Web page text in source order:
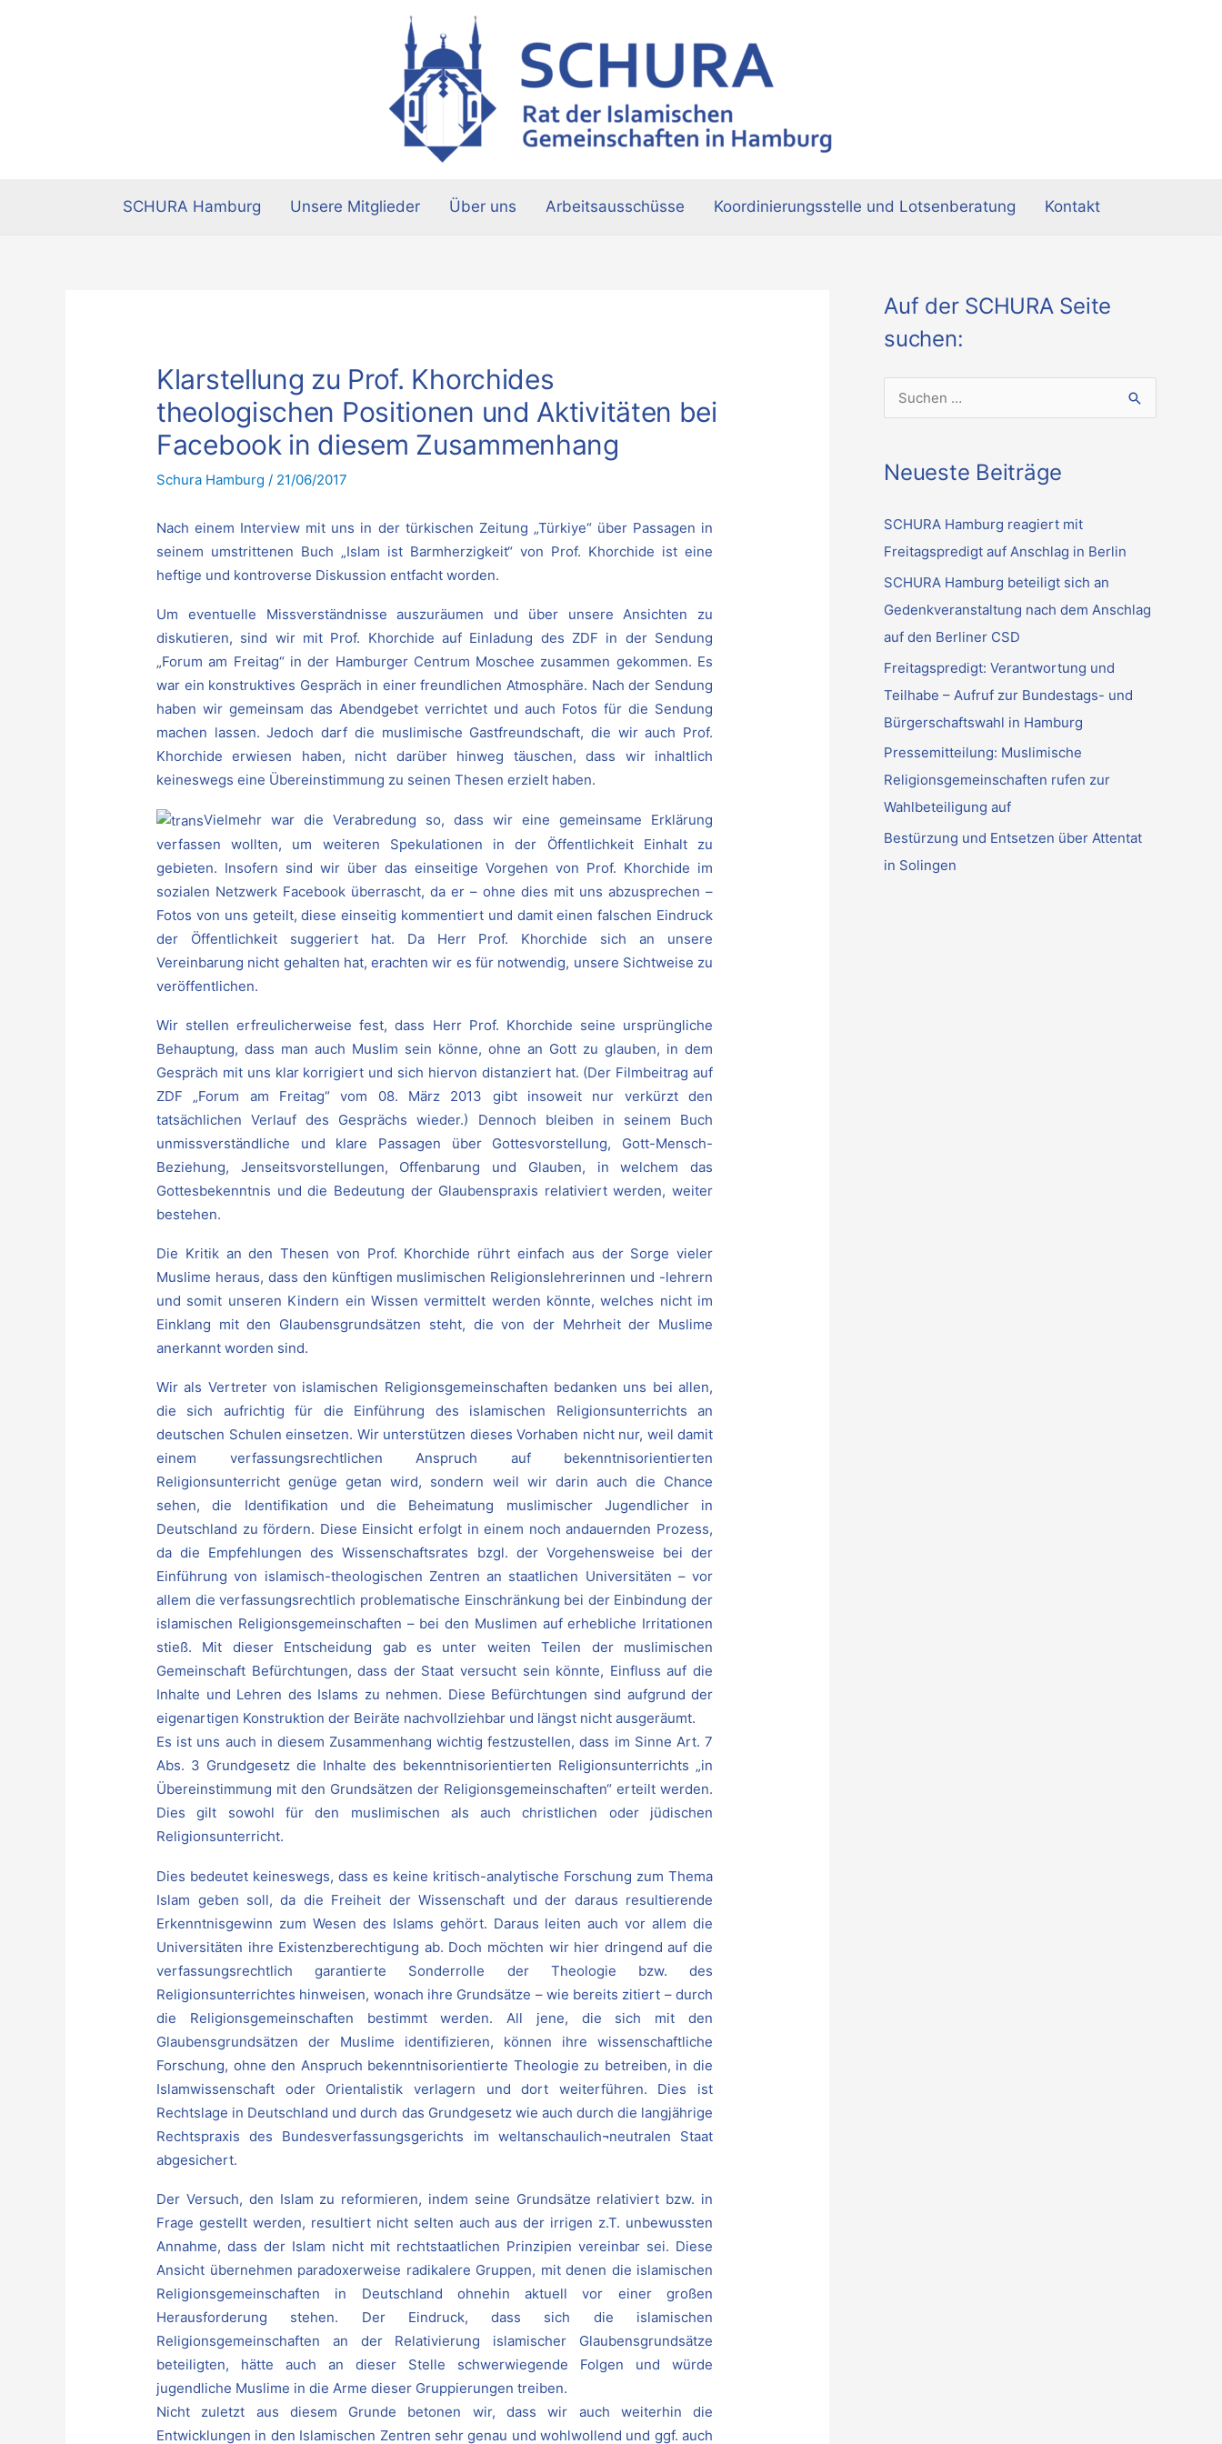
SCHURA Hamburg Unsere Mitglieder Über uns Arbeitsausschüsse Koordinierungsstelle und Lotsenberatung Kontakt
Klarstellung zu Prof. Khorchides
theologischen Positionen und Aktivitäten bei
Facebook in diesem Zusammenhang
Schura Hamburg / 21/06/2017
Nach einem Interview mit uns in der türkischen Zeitung „Türkiye“ über Passagen in
seinem umstrittenen Buch „Islam ist Barmherzigkeit“ von Prof. Khorchide ist eine
heftige und kontroverse Diskussion entfacht worden.
Um eventuelle Missverständnisse auszuräumen und über unsere Ansichten zu
diskutieren, sind wir mit Prof. Khorchide auf Einladung des ZDF in der Sendung
„Forum am Freitag“ in der Hamburger Centrum Moschee zusammen gekommen. Es
war ein konstruktives Gespräch in einer freundlichen Atmosphäre. Nach der Sendung
haben wir gemeinsam das Abendgebet verrichtet und auch Fotos für die Sendung
machen lassen. Jedoch darf die muslimische Gastfreundschaft, die wir auch Prof.
Khorchide erwiesen haben, nicht darüber hinweg täuschen, dass wir inhaltlich
keineswegs eine Übereinstimmung zu seinen Thesen erzielt haben.
Vielmehr war die Verabredung so, dass wir eine gemeinsame Erklärung
verfassen wollten, um weiteren Spekulationen in der Öffentlichkeit Einhalt zu
gebieten. Insofern sind wir über das einseitige Vorgehen von Prof. Khorchide im
sozialen Netzwerk Facebook überrascht, da er – ohne dies mit uns abzusprechen –
Fotos von uns geteilt, diese einseitig kommentiert und damit einen falschen Eindruck
der Öffentlichkeit suggeriert hat. Da Herr Prof. Khorchide sich an unsere
Vereinbarung nicht gehalten hat, erachten wir es für notwendig, unsere Sichtweise zu
veröffentlichen.
Wir stellen erfreulicherweise fest, dass Herr Prof. Khorchide seine ursprüngliche
Behauptung, dass man auch Muslim sein könne, ohne an Gott zu glauben, in dem
Gespräch mit uns klar korrigiert und sich hiervon distanziert hat. (Der Filmbeitrag auf
ZDF „Forum am Freitag“ vom 08. März 2013 gibt insoweit nur verkürzt den
tatsächlichen Verlauf des Gesprächs wieder.) Dennoch bleiben in seinem Buch
unmissverständliche und klare Passagen über Gottesvorstellung, Gott-Mensch-
Beziehung, Jenseitsvorstellungen, Offenbarung und Glauben, in welchem das
Gottesbekenntnis und die Bedeutung der Glaubenspraxis relativiert werden, weiter
bestehen.
Die Kritik an den Thesen von Prof. Khorchide rührt einfach aus der Sorge vieler
Muslime heraus, dass den künftigen muslimischen Religionslehrerinnen und -lehrern
und somit unseren Kindern ein Wissen vermittelt werden könnte, welches nicht im
Einklang mit den Glaubensgrundsätzen steht, die von der Mehrheit der Muslime
anerkannt worden sind.
Wir als Vertreter von islamischen Religionsgemeinschaften bedanken uns bei allen,
die sich aufrichtig für die Einführung des islamischen Religionsunterrichts an
deutschen Schulen einsetzen. Wir unterstützen dieses Vorhaben nicht nur, weil damit
einem verfassungsrechtlichen Anspruch auf bekenntnisorientierten
Religionsunterricht genüge getan wird, sondern weil wir darin auch die Chance
sehen, die Identifikation und die Beheimatung muslimischer Jugendlicher in
Deutschland zu fördern. Diese Einsicht erfolgt in einem noch andauernden Prozess,
da die Empfehlungen des Wissenschaftsrates bzgl. der Vorgehensweise bei der
Einführung von islamisch-theologischen Zentren an staatlichen Universitäten – vor
allem die verfassungsrechtlich problematische Einschränkung bei der Einbindung der
islamischen Religionsgemeinschaften – bei den Muslimen auf erhebliche Irritationen
stieß. Mit dieser Entscheidung gab es unter weiten Teilen der muslimischen
Gemeinschaft Befürchtungen, dass der Staat versucht sein könnte, Einfluss auf die
Inhalte und Lehren des Islams zu nehmen. Diese Befürchtungen sind aufgrund der
eigenartigen Konstruktion der Beiräte nachvollziehbar und längst nicht ausgeräumt.
Es ist uns auch in diesem Zusammenhang wichtig festzustellen, dass im Sinne Art. 7
Abs. 3 Grundgesetz die Inhalte des bekenntnisorientierten Religionsunterrichts „in
Übereinstimmung mit den Grundsätzen der Religionsgemeinschaften“ erteilt werden.
Dies gilt sowohl für den muslimischen als auch christlichen oder jüdischen
Religionsunterricht.
Dies bedeutet keineswegs, dass es keine kritisch-analytische Forschung zum Thema
Islam geben soll, da die Freiheit der Wissenschaft und der daraus resultierende
Erkenntnisgewinn zum Wesen des Islams gehört. Daraus leiten auch vor allem die
Universitäten ihre Existenzberechtigung ab. Doch möchten wir hier dringend auf die
verfassungsrechtlich garantierte Sonderrolle der Theologie bzw. des
Religionsunterrichtes hinweisen, wonach ihre Grundsätze – wie bereits zitiert – durch
die Religionsgemeinschaften bestimmt werden. All jene, die sich mit den
Glaubensgrundsätzen der Muslime identifizieren, können ihre wissenschaftliche
Forschung, ohne den Anspruch bekenntnisorientierte Theologie zu betreiben, in die
Islamwissenschaft oder Orientalistik verlagern und dort weiterführen. Dies ist
Rechtslage in Deutschland und durch das Grundgesetz wie auch durch die langjährige
Rechtspraxis des Bundesverfassungsgerichts im weltanschaulich¬neutralen Staat
abgesichert.
Der Versuch, den Islam zu reformieren, indem seine Grundsätze relativiert bzw. in
Frage gestellt werden, resultiert nicht selten auch aus der irrigen z.T. unbewussten
Annahme, dass der Islam nicht mit rechtstaatlichen Prinzipien vereinbar sei. Diese
Ansicht übernehmen paradoxerweise radikalere Gruppen, mit denen die islamischen
Religionsgemeinschaften in Deutschland ohnehin aktuell vor einer großen
Herausforderung stehen. Der Eindruck, dass sich die islamischen
Religionsgemeinschaften an der Relativierung islamischer Glaubensgrundsätze
beteiligten, hätte auch an dieser Stelle schwerwiegende Folgen und würde
jugendliche Muslime in die Arme dieser Gruppierungen treiben.
Nicht zuletzt aus diesem Grunde betonen wir, dass wir auch weiterhin die
Entwicklungen in den Islamischen Zentren sehr genau und wohlwollend und ggf. auch
Auf der SCHURA Seite
suchen:
h
a
c
h
:
Neueste Beiträge
SCHURA Hamburg reagiert mit
Freitagspredigt auf Anschlag in Berlin
SCHURA Hamburg beteiligt sich an
Gedenkveranstaltung nach dem Anschlag
auf den Berliner CSD
Freitagspredigt: Verantwortung und
Teilhabe – Aufruf zur Bundestags- und
Bürgerschaftswahl in Hamburg
Pressemitteilung: Muslimische
Religionsgemeinschaften rufen zur
Wahlbeteiligung auf
Bestürzung und Entsetzen über Attentat
in Solingen